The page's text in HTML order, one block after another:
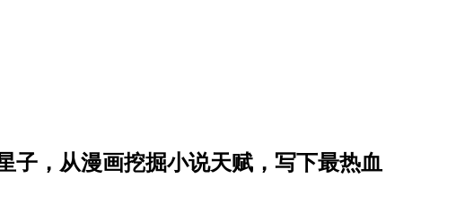
子，从漫画挖掘小说天赋，写下最热血